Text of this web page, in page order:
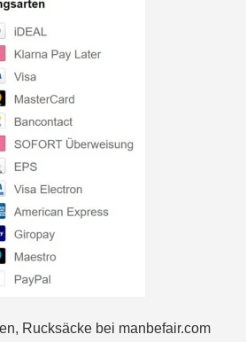
Rucksäcke bei manbefair.com